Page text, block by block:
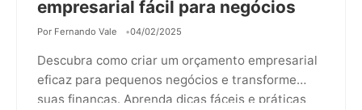
empresarial fácil para negócios
Por Fernando Vale 04/02/2025
Descubra como criar um orçamento empresarial
eficaz para pequenos negócios e transforme
suas finanças. Aprenda dicas fáceis e práticas